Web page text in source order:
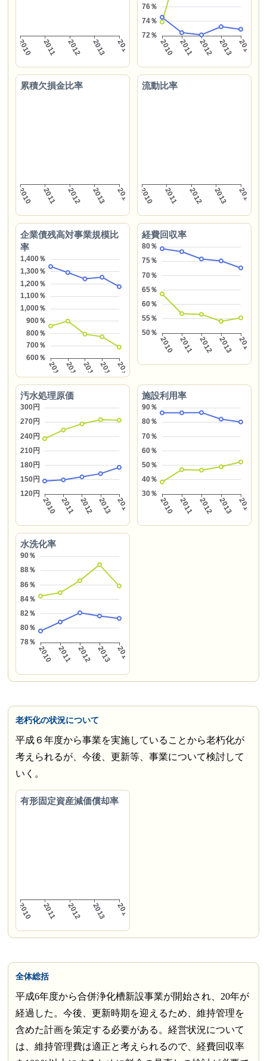
累積欠損金比率 流動比率
企業債残高対事業規模比
率
経費回収率
汚水処理原価 施設利用率
水洗化率
老朽化の状況について
平成６年度から事業を実施していることから老朽化が
考えられるが、今後、更新等、事業について検討して
いく。
有形固定資産減価償却率
全体総括
平成6年度から合併浄化槽新設事業が開始され、20年が
経過した。今後、更新時期を迎えるため、維持管理を
含めた計画を策定する必要がある。経営状況について
は、維持管理費は適正と考えられるので、経費回収率